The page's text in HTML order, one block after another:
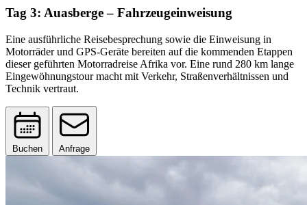
Tag 3: Auasberge – Fahrzeugeinweisung
Eine ausführliche Reisebesprechung sowie die Einweisung in
Motorräder und GPS-Geräte bereiten auf die kommenden Etappen
dieser geführten Motorradreise Afrika vor. Eine rund 280 km lange
Eingewöhnungstour macht mit Verkehr, Straßenverhältnissen und
Technik vertraut.
Buchen Anfrage